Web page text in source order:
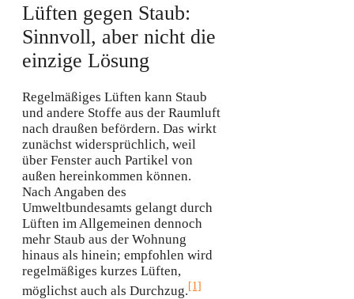
Lüften gegen Staub:
Sinnvoll, aber nicht die
einzige Lösung
Regelmäßiges Lüften kann Staub
und andere Stoffe aus der Raumluft
nach draußen befördern. Das wirkt
zunächst widersprüchlich, weil
über Fenster auch Partikel von
außen hereinkommen können.
Nach Angaben des
Umweltbundesamts gelangt durch
Lüften im Allgemeinen dennoch
mehr Staub aus der Wohnung
hinaus als hinein; empfohlen wird
regelmäßiges kurzes Lüften,
möglichst auch als Durchzug.[1]